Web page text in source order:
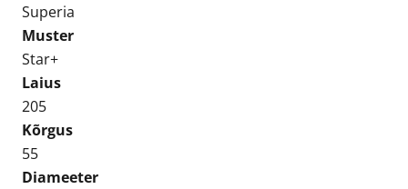
kogus
Superia
Muster
Star+
Laius
205
Kõrgus
55
Diameeter